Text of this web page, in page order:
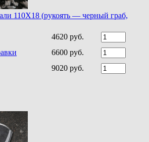
110Х18 (рукоять — черный граб,
4620 руб.
6600 руб.
9020 руб.